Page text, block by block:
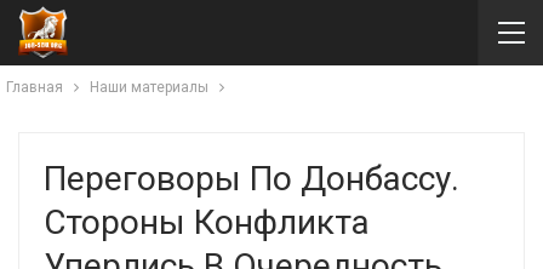
Главная Наши материалы
Переговоры По Донбассу.
Стороны Конфликта